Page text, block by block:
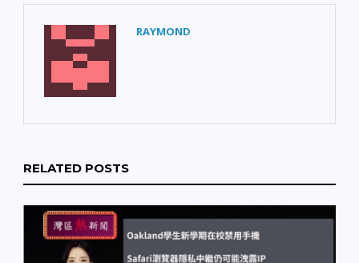
禮，共有 17 名新警官正式
宣誓就職，為城市增添執
法力量。 舊金山消防局高
局長的高級助理已辦理退
衛協會工會爭議款項調
與社區關切】 奧克蘭槍擊
案逝世教師身分確認： 在
東灣最新一起槍擊案中不
幸遇難的 30 歲女性，經證
實為當地一所學校的優秀
教師，死訊引發校園社區
重大車禍】 舊金山 I-280
奪命車禍：舊金山 I-280
公路路段昨日發生重大車
禍，現場滿目瘡痍，共釀
成 1 人死亡、4 人受傷的
悲劇。 【民生經濟與氣候
錄：今年夏季酷熱提早席
氣溫已創下歷史新高。 柴
油暴漲衝擊經濟：灣區經
油價格持續飆升，恐將連
帶推高物流成本與民生通
膨。 舊金山租金狂飆：舊
RAYMOND
RELATED POSTS